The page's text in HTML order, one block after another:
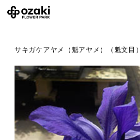
サキガケアヤメ（魁アヤメ）（魁文目）